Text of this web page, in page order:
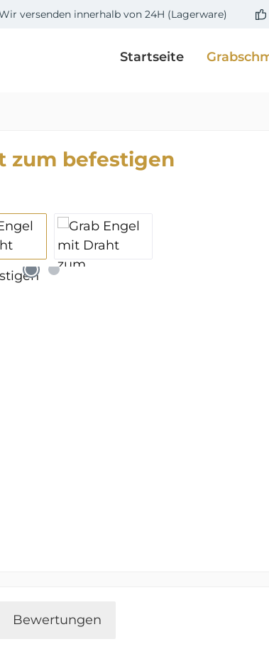
versenden innerhalb von 24H (Lagerware)
Startseite
zum befestigen
Bewertungen